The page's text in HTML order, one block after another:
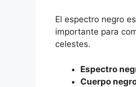
El espectro negro
importante para
celestes.
Espectro
Cuerpo